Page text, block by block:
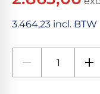
3.464,23 incl. BTW